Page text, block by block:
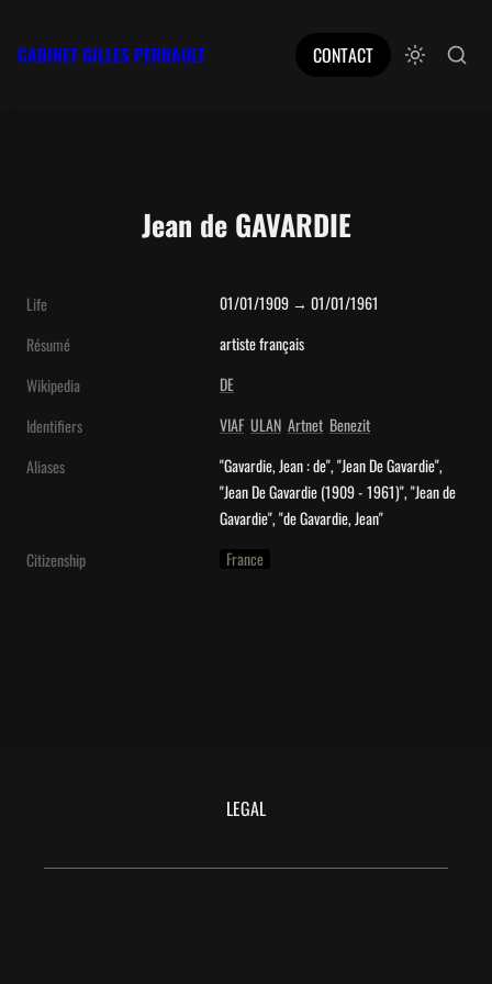
CABINET GILLES PERRAULT CONTACT
Jean de GAVARDIE
Life
01/01/1909 → 01/01/1961
Résumé
artiste français
Wikipedia
DE
Identifiers
VIAF ULAN Artnet Benezit
Aliases
"Gavardie, Jean : de", "Jean De Gavardie",
"Jean De Gavardie (1909 - 1961)", "Jean de
Gavardie", "de Gavardie, Jean"
Citizenship
France
LEGAL